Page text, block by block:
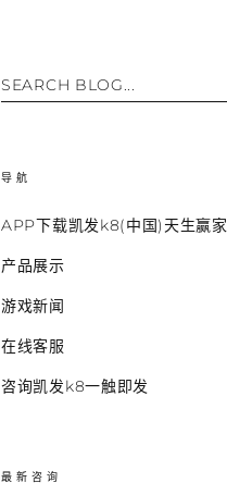
SEARCH BLOG...
导航
APP下载凯发k8(中国)天生赢家
产品展示
游戏新闻
在线客服
咨询凯发k8一触即发
最新咨询